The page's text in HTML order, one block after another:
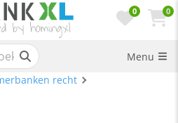
0 0
Menu
recht